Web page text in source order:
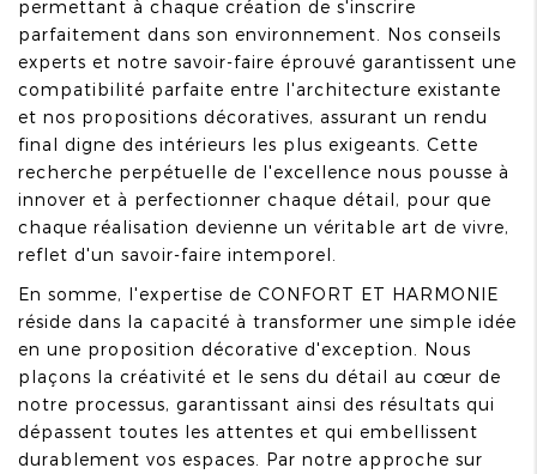
permettant à chaque création de s'inscrire
parfaitement dans son environnement. Nos conseils
experts et notre savoir-faire éprouvé garantissent une
compatibilité parfaite entre l'architecture existante
et nos propositions décoratives, assurant un rendu
final digne des intérieurs les plus exigeants. Cette
recherche perpétuelle de l'excellence nous pousse à
innover et à perfectionner chaque détail, pour que
chaque réalisation devienne un véritable art de vivre,
reflet d'un savoir-faire intemporel.
En somme, l'expertise de CONFORT ET HARMONIE
réside dans la capacité à transformer une simple idée
en une proposition décorative d'exception. Nous
plaçons la créativité et le sens du détail au cœur de
notre processus, garantissant ainsi des résultats qui
dépassent toutes les attentes et qui embellissent
durablement vos espaces. Par notre approche sur